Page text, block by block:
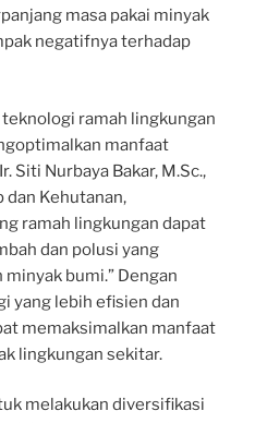
masa pakai minyak
negatifnya terhadap
ramah lingkungan
manfaat
Siti Nurbaya Bakar, M.Sc.,
Kehutanan,
ramah lingkungan dapat
dan polusi yang
bumi.” Dengan
yang lebih efisien dan
memaksimalkan manfaat
lingkungan sekitar.
melakukan diversifikasi